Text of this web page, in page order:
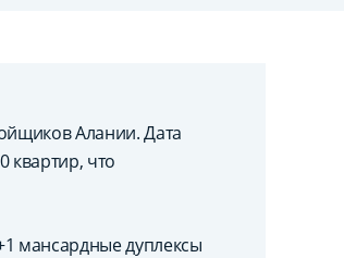
Алании. Дата
квартир, что
мансардные дуплексы